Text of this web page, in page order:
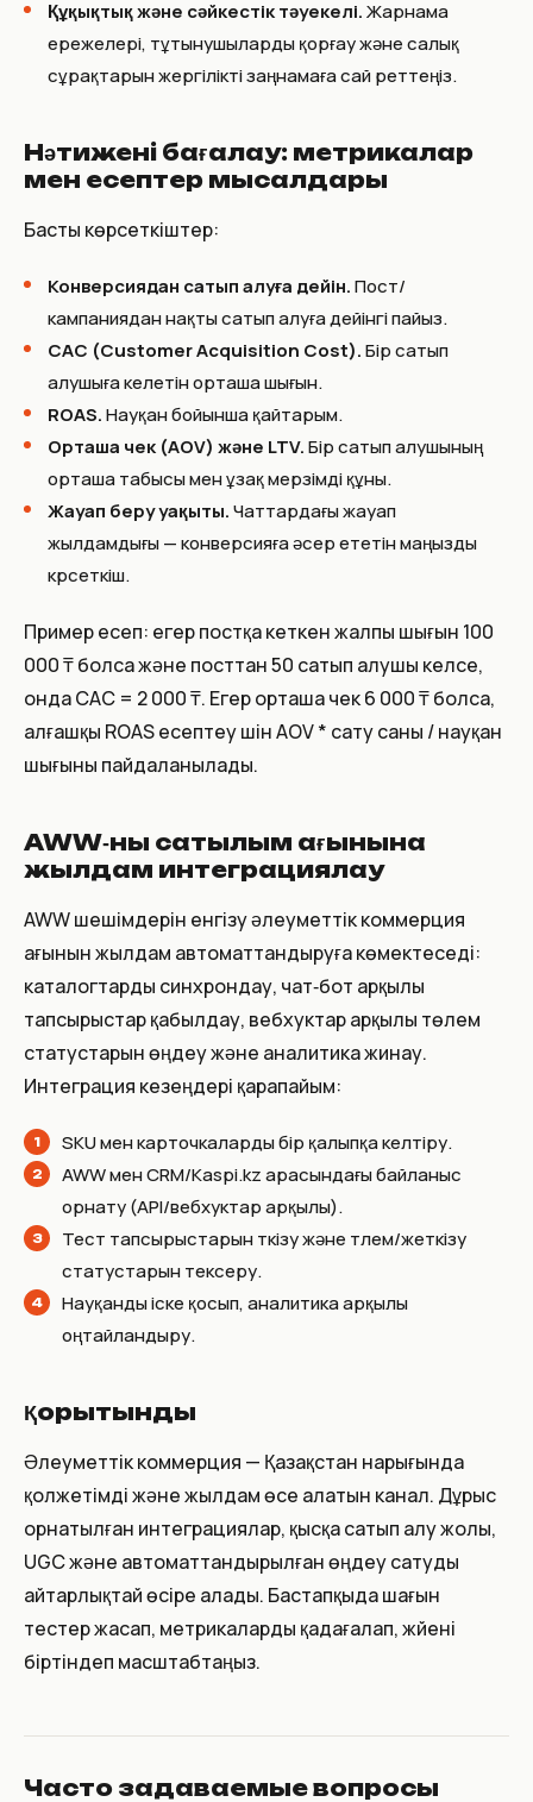
Құқықтық және сәйкестік тәуекелі.Жарнама
ережелері, тұтынушыларды қорғау және салық
сұрақтарын жергілікті заңнамаға сай реттеңіз.
Нәтижені бағалау: метрикалар
мен есептер мысалдары
Басты көрсеткіштер:
Конверсиядан сатып алуға дейін.Пост/
кампаниядан нақты сатып алуға дейінгі пайыз.
CAC (Customer Acquisition Cost).Бір сатып
алушыға келетін орташа шығын.
ROAS.Науқан бойынша қайтарым.
Орташа чек (AOV) және LTV.Бір сатып алушының
орташа табысы мен ұзақ мерзімді құны.
Жауап беру уақыты.Чаттардағы жауап
жылдамдығы — конверсияға әсер ететін маңызды
көрсеткіш.
Пример есеп: егер постқа кеткен жалпы шығын 100
000 ₸ болса және посттан 50 сатып алушы келсе,
онда CAC = 2 000 ₸. Егер орташа чек 6 000 ₸ болса,
алғашқы ROAS есептеу үшін AOV * сату саны / науқан
шығыны пайдаланылады.
AWW‑ны сатылым ағынына
жылдам интеграциялау
AWW шешімдерін енгізу әлеуметтік коммерция
ағынын жылдам автоматтандыруға көмектеседі:
каталогтарды синхрондау, чат‑бот арқылы
тапсырыстар қабылдау, вебхуктар арқылы төлем
статустарын өңдеу және аналитика жинау.
Интеграция кезеңдері қарапайым:
SKU мен карточкаларды бір қалыпқа келтіру.
AWW мен CRM/Kaspi.kz арасындағы байланыс
орнату (API/вебхуктар арқылы).
Тест тапсырыстарын өткізу және төлем/жеткізу
статустарын тексеру.
Науқанды іске қосып, аналитика арқылы
оңтайландыру.
Қорытынды
Әлеуметтік коммерция — Қазақстан нарығында
қолжетімді және жылдам өсе алатын канал. Дұрыс
орнатылған интеграциялар, қысқа сатып алу жолы,
UGC және автоматтандырылған өңдеу сатуды
айтарлықтай өсіре алады. Бастапқыда шағын
тестер жасап, метрикаларды қадағалап, жүйені
біртіндеп масштабтаңыз.
Часто задаваемые вопросы